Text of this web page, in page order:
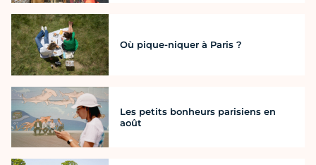
Où pique-niquer à Paris ?
Les petits bonheurs parisiens en
août